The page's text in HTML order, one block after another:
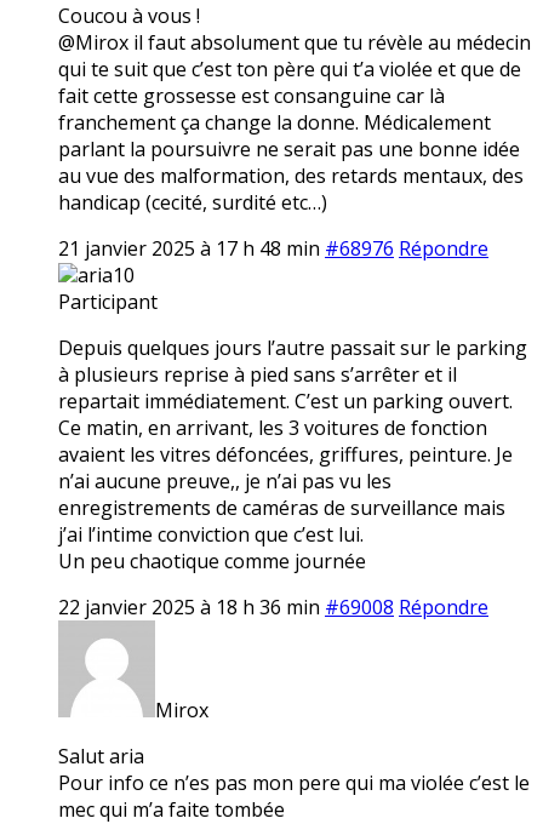
Coucou à vous !
@Mirox il faut absolument que tu révèle au médecin
qui te suit que c’est ton père qui t’a violée et que de
fait cette grossesse est consanguine car là
franchement ça change la donne. Médicalement
parlant la poursuivre ne serait pas une bonne idée
au vue des malformation, des retards mentaux, des
handicap (cecité, surdité etc…)
21 janvier 2025 à 17 h 48 min #68976 Répondre
aria10
Participant
Depuis quelques jours l’autre passait sur le parking
à plusieurs reprise à pied sans s’arrêter et il
repartait immédiatement. C’est un parking ouvert.
Ce matin, en arrivant, les 3 voitures de fonction
avaient les vitres défoncées, griffures, peinture. Je
n’ai aucune preuve,, je n’ai pas vu les
enregistrements de caméras de surveillance mais
j’ai l’intime conviction que c’est lui.
Un peu chaotique comme journée
22 janvier 2025 à 18 h 36 min #69008 Répondre
Mirox
Salut aria
Pour info ce n’es pas mon pere qui ma violée c’est le
mec qui m’a faite tombée